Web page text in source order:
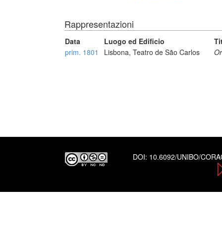
Rappresentazioni
Data Luogo ed Edificio
prim. 1801
Lisbona, Teatro de São Carlos
DOI: 10.6092/UNIBO/